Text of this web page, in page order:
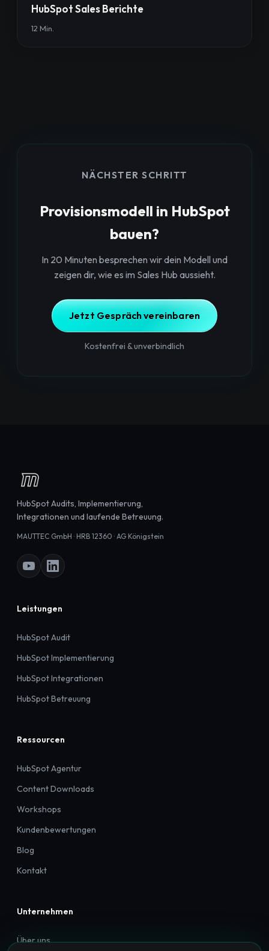
HubSpot Sales Berichte
12 Min.
NÄCHSTER SCHRITT
Provisionsmodell in HubSpot
bauen?
In 20 Minuten besprechen wir dein Modell und
zeigen dir, wie es im Sales Hub aussieht.
Jetzt Gespräch vereinbaren
Kostenfrei & unverbindlich
HubSpot Audits, Implementierung,
Integrationen und laufende Betreuung.
MAUTTEC GmbH · HRB 12360 · AG Königstein
Leistungen
HubSpot Audit
HubSpot Implementierung
HubSpot Integrationen
HubSpot Betreuung
Ressourcen
HubSpot Agentur
Content Downloads
Workshops
Kundenbewertungen
Blog
Kontakt
Unternehmen
Über uns